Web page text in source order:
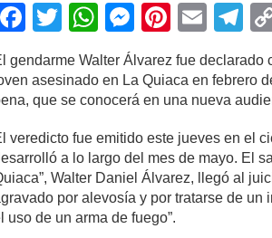
F
a
c
e
b
o
o
k
T
wi
tt
er
W
h
at
s
A
p
p
M
e
ss
e
n
g
er
Pi
nt
er
e
st
E
m
ail
T
el
e
gr
a
m
gendarme Walter Álvarez fue declarado
asesinado en La Quiaca en febrero
que se conocerá en una nueva
veredicto fue emitido este jueves en el
a lo largo del mes de mayo. El
Walter Daniel Álvarez, llegó al
por alevosía y por tratarse de un
uso de un arma de fuego”.